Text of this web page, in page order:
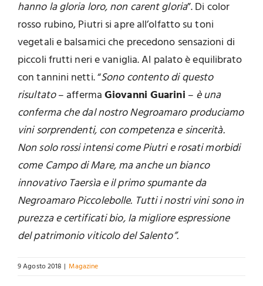
hanno la gloria loro, non carent gloria”. Di color
rosso rubino, Piutri si apre all’olfatto su toni
vegetali e balsamici che precedono sensazioni di
piccoli frutti neri e vaniglia. Al palato è equilibrato
con tannini netti. “Sono contento di questo
risultato– affermaGiovanni Guarini – è una
confermache dal nostro Negroamaro produciamo
vini sorprendenti, con competenza e sincerità.
Non solo rossi intensi come Piutri e rosati morbidi
come Campo di Mare, ma anche un bianco
innovativo Taersìa e il primo spumante da
Negroamaro Piccolebolle. Tutti i nostri vini sono in
purezza e certificati bio, la migliore espressione
del patrimonio viticolo del Salento”.
9 Agosto 2018 | Magazine